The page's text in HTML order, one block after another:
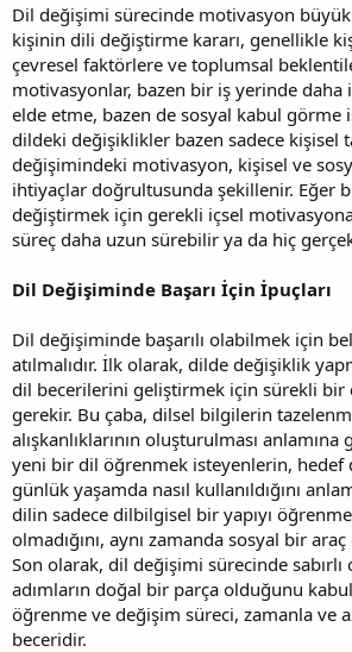
Dil değişimi sürecinde motivasyon
kişinin dili değiştirme kararı, genellikle
çevresel faktörlere ve toplumsal
motivasyonlar, bazen bir iş yerinde daha
elde etme, bazen de sosyal kabul görme
dildeki değişiklikler bazen sadece kişisel
değişimindeki motivasyon, kişisel ve
ihtiyaçlar doğrultusunda şekillenir. Eğer
değiştirmek için gerekli içsel
süreç daha uzun sürebilir ya da hiç
Dil Değişiminde Başarı İçin İpuçları
Dil değişiminde başarılı olabilmek için
atılmalıdır. İlk olarak, dilde değişiklik
dil becerilerini geliştirmek için sürekli bir
gerekir. Bu çaba, dilsel bilgilerin
alışkanlıklarının oluşturulması
yeni bir dil öğrenmek isteyenlerin,
günlük yaşamda nasıl kullanıldığını
dilin sadece dilbilgisel bir yapıyı
olmadığını, aynı zamanda sosyal bir
Son olarak, dil değişimi sürecinde sabırlı
adımların doğal bir parça olduğunu
öğrenme ve değişim süreci, zamanla ve
beceridir.